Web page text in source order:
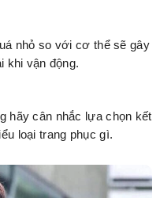
nhỏ so với cơ thể sẽ gây
khi vận động.
hãy cân nhắc lựa chọn kết
loại trang phục gì.